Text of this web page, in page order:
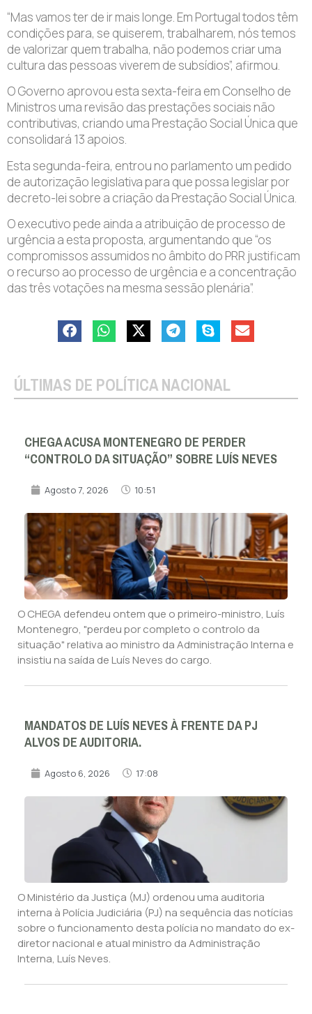
“Mas vamos ter de ir mais longe. Em Portugal todos têm
condições para, se quiserem, trabalharem, nós temos
de valorizar quem trabalha, não podemos criar uma
cultura das pessoas viverem de subsídios”, afirmou.
O Governo aprovou esta sexta-feira em Conselho de
Ministros uma revisão das prestações sociais não
contributivas, criando uma Prestação Social Única que
consolidará 13 apoios.
Esta segunda-feira, entrou no parlamento um pedido
de autorização legislativa para que possa legislar por
decreto-lei sobre a criação da Prestação Social Única.
O executivo pede ainda a atribuição de processo de
urgência a esta proposta, argumentando que “os
compromissos assumidos no âmbito do PRR justificam
o recurso ao processo de urgência e a concentração
das três votações na mesma sessão plenária”.
ÚLTIMAS DE POLÍTICA NACIONAL
CHEGA ACUSA MONTENEGRO DE PERDER
“CONTROLO DA SITUAÇÃO” SOBRE LUÍS NEVES
Agosto 7, 2026 10:51
O CHEGA defendeu ontem que o primeiro-ministro, Luís
Montenegro, "perdeu por completo o controlo da
situação" relativa ao ministro da Administração Interna e
insistiu na saída de Luís Neves do cargo.
MANDATOS DE LUÍS NEVES À FRENTE DA PJ
ALVOS DE AUDITORIA.
Agosto 6, 2026 17:08
O Ministério da Justiça (MJ) ordenou uma auditoria
interna à Polícia Judiciária (PJ) na sequência das notícias
sobre o funcionamento desta polícia no mandato do ex-
diretor nacional e atual ministro da Administração
Interna, Luís Neves.